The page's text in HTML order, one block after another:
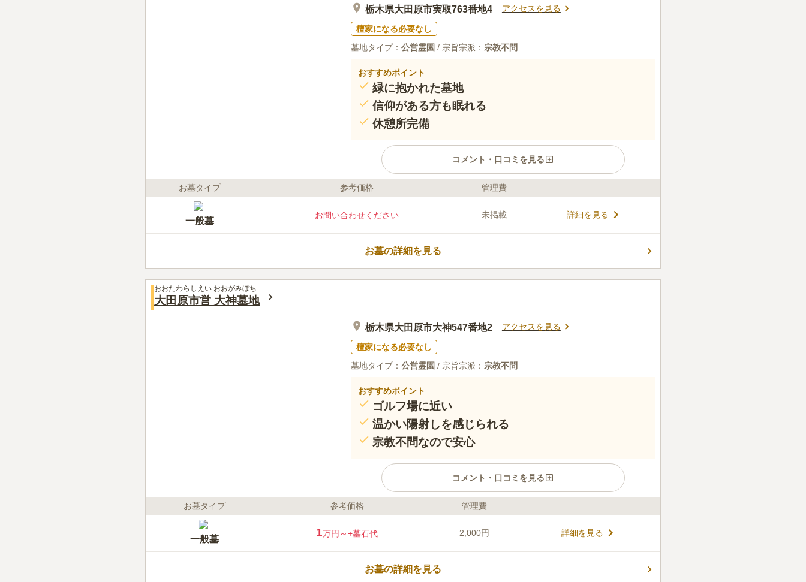
口コミの続きを読む
栃木県大田原市実取763番地4 アクセスを見る
檀家になる必要なし
墓地タイプ： 公営霊園 / 宗旨宗派： 宗教不問
おすすめポイント
緑に抱かれた墓地
信仰がある方も眠れる
休憩所完備
コメント・口コミを見る
ライフドット編集部のコメント
域内には休憩所を完備しています。 体力に不安をお持ちの方でも、
ゆっくりと故人と向き合うことができます。 駐車場があるので、車
でお墓参りをしたい方でも安心です。 お墓参りの後にご家族で出か
けることができるので、お墓から足が遠のいてしまう心配がありま
せん。
お墓タイプ 参考価格 管理費
一般墓
お問い合わせください 未掲載 詳細を見る
お墓の詳細を見る
おおたわらしえい おおがみぼち
大田原市営 大神墓地
栃木県大田原市大神547番地2 アクセスを見る
檀家になる必要なし
墓地タイプ： 公営霊園 / 宗旨宗派： 宗教不問
おすすめポイント
ゴルフ場に近い
温かい陽射しを感じられる
宗教不問なので安心
コメント・口コミを見る
ライフドット編集部のコメント
り、緑が多く残っているエリアに位置しています。 小川や権津川が
流れているので、清々しい風を感じられます。 うららかな陽射しが
墓域を明るく照らしているので、穏やかな気持ちで故人に手を合わ
せたい方におすすめです。 駐車場を完備しており、車でお墓参りを
お墓タイプ 参考価格 管理費
一般墓
1万円～+墓石代 2,000円 詳細を見る
お墓の詳細を見る